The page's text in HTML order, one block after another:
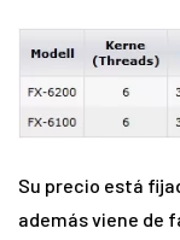
Su precio está
además viene de